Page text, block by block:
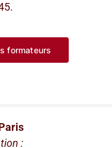
formateurs
: